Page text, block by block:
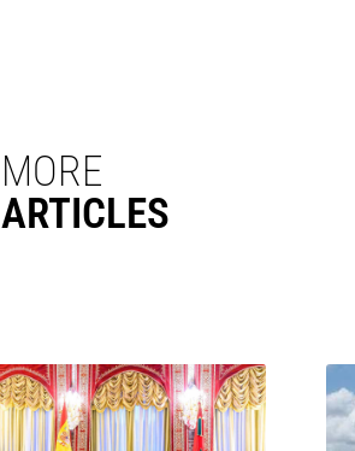
MORE
ARTICLES